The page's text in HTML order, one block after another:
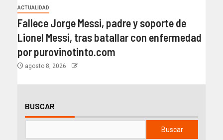
ACTUALIDAD
Fallece Jorge Messi, padre y soporte de
Lionel Messi, tras batallar con enfermedad
por purovinotinto.com
agosto 8, 2026
BUSCAR
Buscar